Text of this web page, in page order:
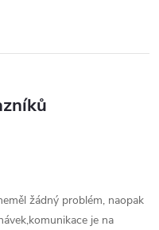
žádný problém, naopak
je na